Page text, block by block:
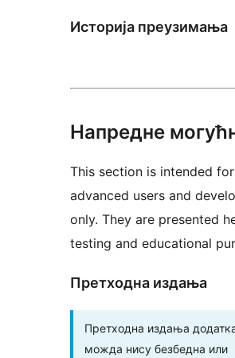
Историја преузимања
Напредне
This section is intended for
advanced users and
only. They are presented
testing and educational
Претходна издања
Претходна издања
можда нису безбедна или